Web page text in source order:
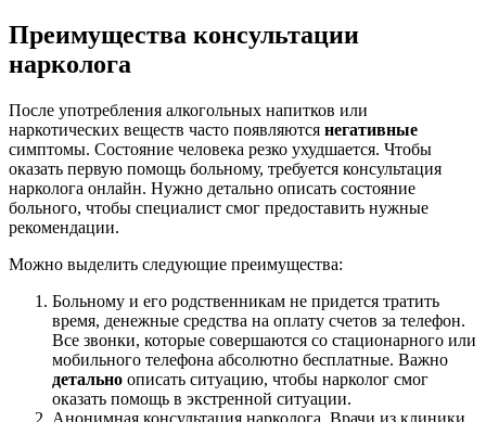
Преимущества консультации
нарколога
После употребления алкогольных напитков или
наркотических веществ часто появляются негативные
симптомы. Состояние человека резко ухудшается. Чтобы
оказать первую помощь больному, требуется консультация
нарколога онлайн. Нужно детально описать состояние
больного, чтобы специалист смог предоставить нужные
рекомендации.
Можно выделить следующие преимущества:
Больному и его родственникам не придется тратить
время, денежные средства на оплату счетов за телефон.
Все звонки, которые совершаются со стационарного или
мобильного телефона абсолютно бесплатные. Важно
детально описать ситуацию, чтобы нарколог смог
оказать помощь в экстренной ситуации.